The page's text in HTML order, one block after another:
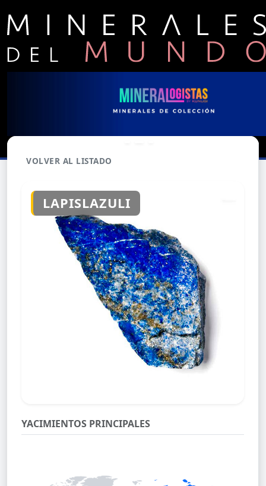
VOLVER AL LISTADO
LAPISLAZULI
YACIMIENTOS PRINCIPALES